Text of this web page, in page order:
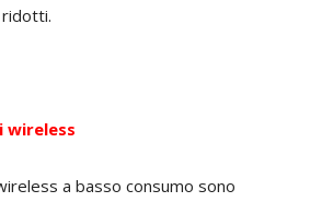
wireless
a basso consumo sono